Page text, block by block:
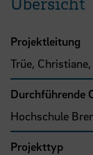
Projektleitung
Trüe,
Durchführende
Hochschule
Projekttyp